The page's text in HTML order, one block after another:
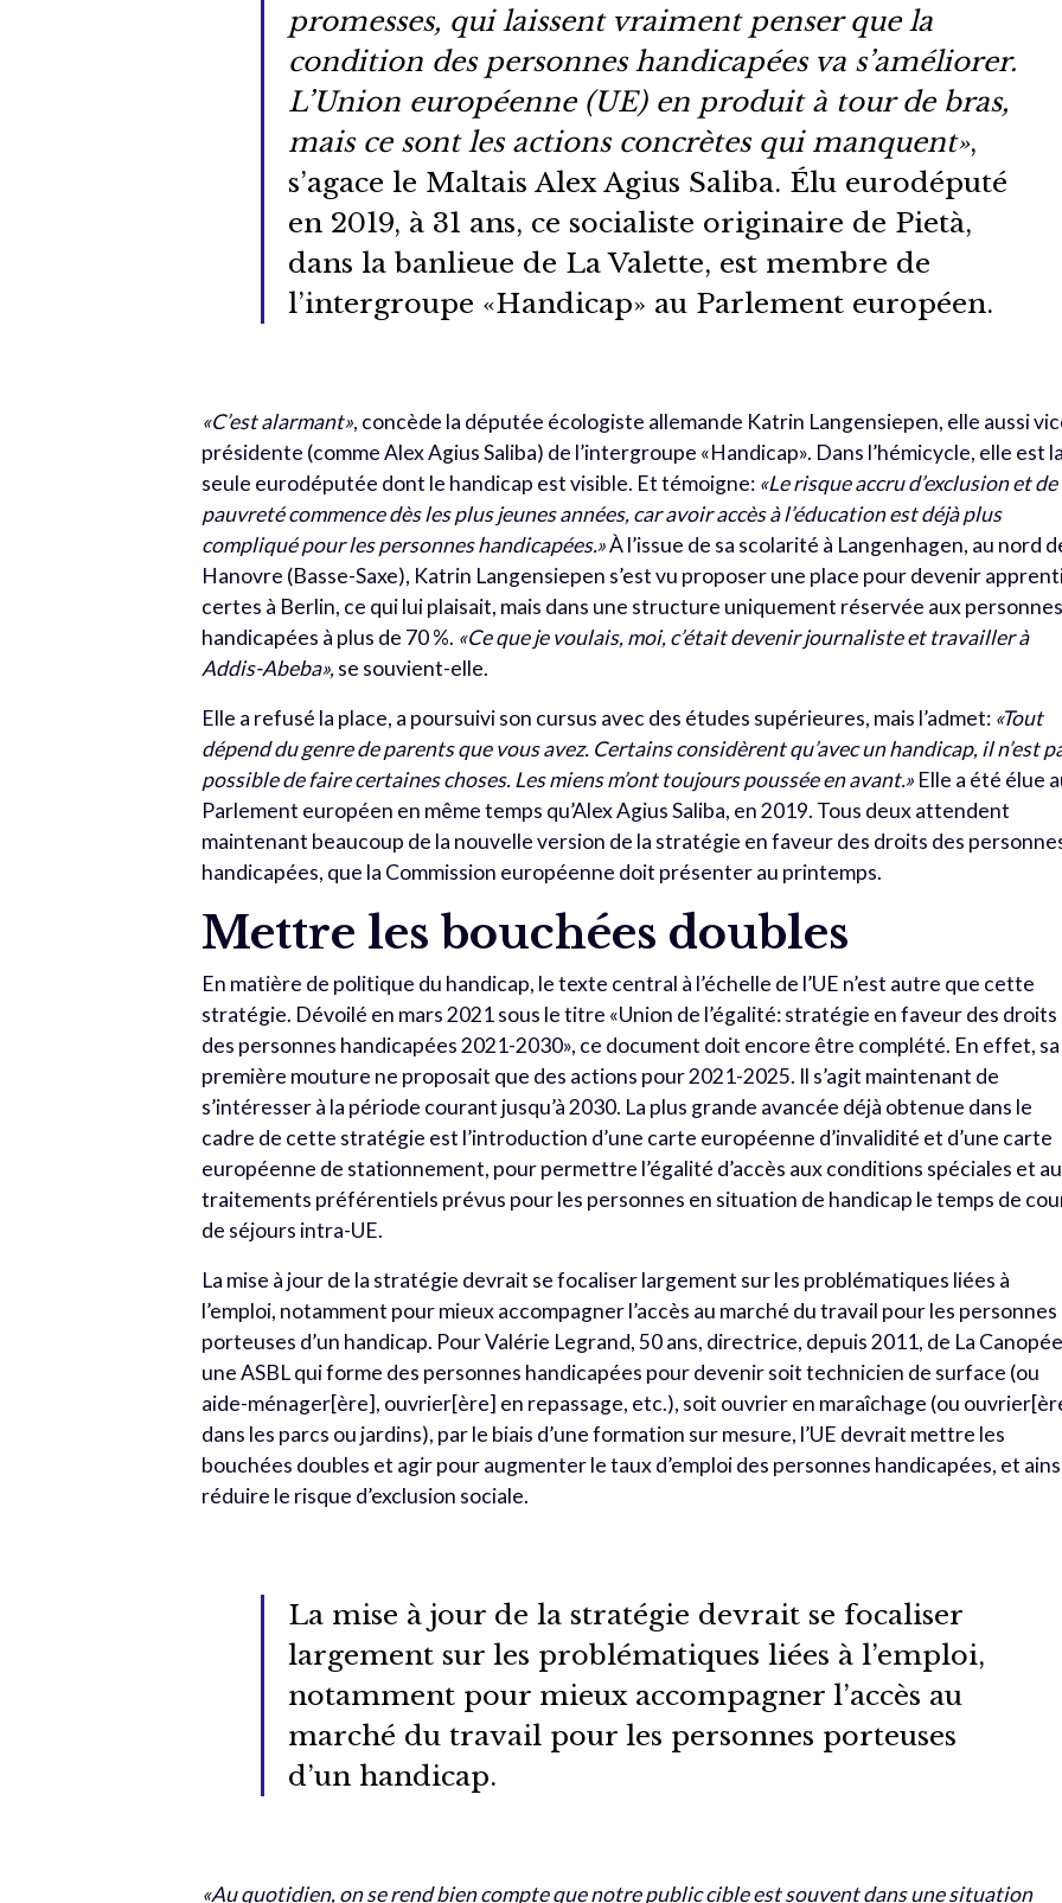
promesses, qui laissent vraiment penser que la
condition des personnes handicapées va s’améliorer.
L’Union européenne (UE) en produit à tour de bras,
mais ce sont les actions concrètes qui manquent»,
s’agace le Maltais Alex Agius Saliba. Élu eurodéputé
en 2019, à 31 ans, ce socialiste originaire de Pietà,
dans la banlieue de La Valette, est membre de
l’intergroupe «Handicap» au Parlement européen.
«C’est alarmant», concède la députée écologiste allemande Katrin Langensiepen, elle aussi
présidente (comme Alex Agius Saliba) de l’intergroupe «Handicap». Dans l’hémicycle, elle est
seule eurodéputée dont le handicap est visible. Et témoigne: «Le risque accru d’exclusion et de
pauvreté commence dès les plus jeunes années, car avoir accès à l’éducation est déjà plus
compliqué pour les personnes handicapées.»À l’issue de sa scolarité à Langenhagen, au nord
Hanovre (Basse-Saxe), Katrin Langensiepen s’est vu proposer une place pour devenir
certes à Berlin, ce qui lui plaisait, mais dans une structure uniquement réservée aux
handicapées à plus de 70 %. «Ce que je voulais, moi, c’était devenir journaliste et travailler à
Addis-Abeba»,se souvient-elle.
Elle a refusé la place, a poursuivi son cursus avec des études supérieures, mais l’admet: «Tout
dépend du genre de parents que vous avez. Certains considèrent qu’avec un handicap, il n’est
possible de faire certaines choses. Les miens m’ont toujours poussée en avant.» Elle a été élue
Parlement européen en même temps qu’Alex Agius Saliba, en 2019. Tous deux attendent
maintenant beaucoup de la nouvelle version de la stratégie en faveur des droits des
handicapées, que la Commission européenne doit présenter au printemps.
Mettre les bouchées doubles
En matière de politique du handicap, le texte central à l’échelle de l’UE n’est autre que cette
stratégie. Dévoilé en mars 2021 sous le titre «Union de l’égalité: stratégie en faveur des droits
des personnes handicapées 2021-2030», ce document doit encore être complété. En effet, sa
première mouture ne proposait que des actions pour 2021-2025. Il s’agit maintenant de
s’intéresser à la période courant jusqu’à 2030. La plus grande avancée déjà obtenue dans le
cadre de cette stratégie est l’introduction d’une carte européenne d’invalidité et d’une carte
européenne de stationnement, pour permettre l’égalité d’accès aux conditions spéciales et
traitements préférentiels prévus pour les personnes en situation de handicap le temps de
de séjours intra-UE.
La mise à jour de la stratégie devrait se focaliser largement sur les problématiques liées à
l’emploi, notamment pour mieux accompagner l’accès au marché du travail pour les personnes
porteuses d’un handicap. Pour Valérie Legrand, 50 ans, directrice, depuis 2011, de La
une ASBL qui forme des personnes handicapées pour devenir soit technicien de surface (ou
aide-ménager[ère], ouvrier[ère] en repassage, etc.), soit ouvrier en maraîchage (ou
dans les parcs ou jardins), par le biais d’une formation sur mesure, l’UE devrait mettre les
bouchées doubles et agir pour augmenter le taux d’emploi des personnes handicapées, et
réduire le risque d’exclusion sociale.
La mise à jour de la stratégie devrait se focaliser
largement sur les problématiques liées à l’emploi,
notamment pour mieux accompagner l’accès au
marché du travail pour les personnes porteuses
d’un handicap.
«Au quotidien, on se rend bien compte que notre public cible est souvent dans une situation